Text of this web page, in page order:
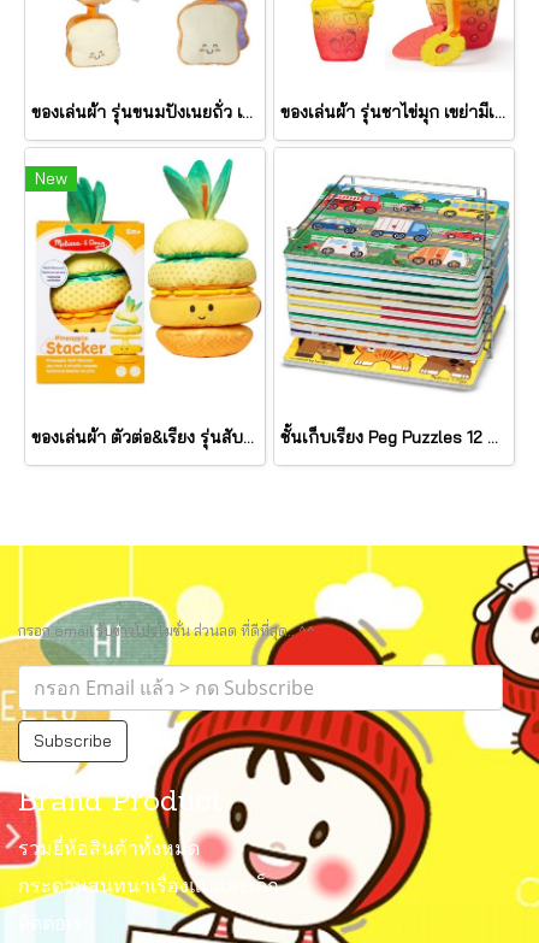
ของเล่นผ้า รุ่นขนมปังเนยถั่ว เขย่ามีเสียง PB&J Take Along Toy รุ่น 30742 ยี่ห้อ Melissa & Doug ของเล่นผ้า รุ่นชาไข่มุก เขย่ามีเสียง Bubble Tea Take Along Toy รุ่น 30744 ยี่ห้อ Melissa & Doug
New
ของเล่นผ้า ตัวต่อ&เรียง รุ่นสับปะรด เขย่ามีเสียง Pineapple Stacker รุ่น 30743 ยี่ห้อ Melissa & Doug ชั้นเก็บเรียง Peg Puzzles 12 แผ่น Wire Puzzle-Storage Rack รุ่น 1018 ยี่ห้อ Melissa & Doug (นำเข้า USA)
กรอก email รับข่าวโปรโมชั่น ส่วนลด ที่ดีที่สุด.. ^^
Subscribe
Brand Product
รวมยี่ห้อสินค้าทั้งหมด
กระดานสนทนาเรื่องแม่และเด็ก
ติดต่อเรา